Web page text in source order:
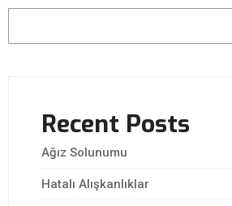
Recent Posts
Ağız Solunumu
Hatalı Alışkanlıklar